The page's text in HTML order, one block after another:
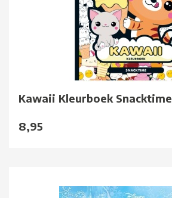
Kawaii Kleurboek Snacktime
8,95